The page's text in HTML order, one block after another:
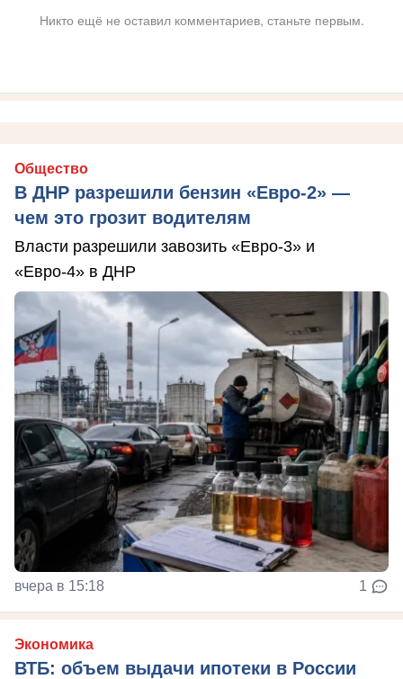
Никто ещё не оставил комментариев, станьте первым.
Общество
В ДНР разрешили бензин «Евро-2» —
чем это грозит водителям
Власти разрешили завозить «Евро-3» и
«Евро-4» в ДНР
вчера в 15:18 1
Экономика
ВТБ: объем выдачи ипотеки в России